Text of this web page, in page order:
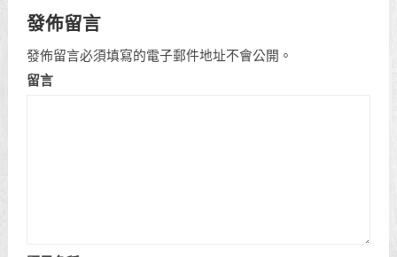
發佈留言
發佈留言必須填寫的電子郵件地址不會公開。
留言